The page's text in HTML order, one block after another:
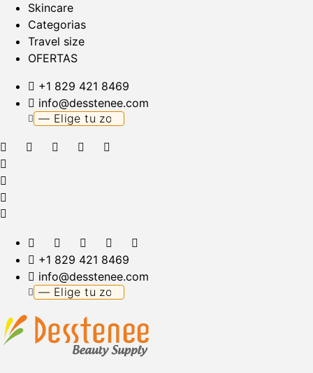
Skincare
Categorias
Travel size
OFERTAS
+1 829 421 8469
info@desstenee.com
+1 829 421 8469
info@desstenee.com